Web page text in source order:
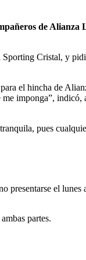
de Alianza
Cristal, y
el hincha de
imponga”, indicó,
pues
presentarse el lunes
partes.